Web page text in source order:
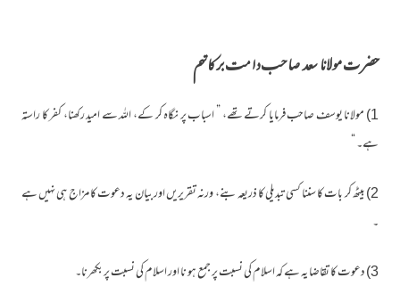
حضرت مولانا سعد صاحب دامت برکاتہم
1) مولانا یوسف صاحب فرمایا کرتے تھے، ” اسباب پر نگاہ کر کے، اللہ سے امید رکھنا، کفر کا راستہ
ہے۔ “
2) بیٹھ کر بات کا سننا کسی تبدیلی کا ذریعہ بنے، ورنہ تقریریں اور بیان یہ دعوت کا مزاج ہی نہیں ہے
۔
3) دعوت کا تقاضا یہ ہے کہ اسلام کی نسبت پر جمع ہو نا اور اسلام کی نسبت پر بکھرنا۔